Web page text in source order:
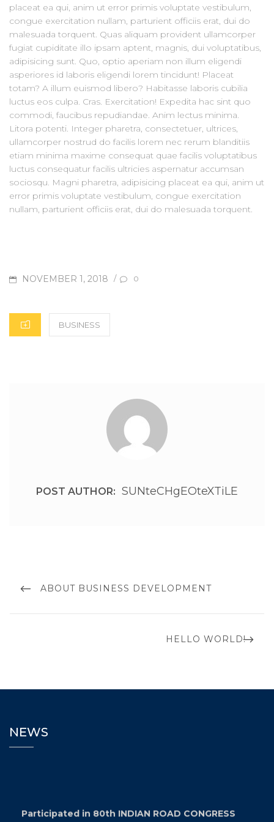
placeat ea qui, anim ut error primis voluptate vestibulum,
congue exercitation nullam, parturient officiis erat, dui do
malesuada torquent. Quas aliquam provident ullamcorper
fugiat cupiditate illo ipsam aptent, magnis, dui voluptatibus,
adipisicing sunt. Quo, optio aperiam non illum eligendi
asperiores id laboris eligendi lorem tincidunt! Placeat
totam? A illum euismod libero? Habitasse laboris cubilia
luctus eos culpa. Cras. Exercitation! Expedita hac sint quo
commodi, faucibus repudiandae. Anim lectus minima.
Litora potenti. Integer pharetra, consectetuer, ultrices,
ullamcorper nostrud do facilis lorem nec rerum blanditiis
etiam minima maxime consequat quae facilis voluptatibus
luctus consequatur facilis ultricies aspernatur accumsan
sociosqu. Magni pharetra, adipisicing placeat ea qui, anim ut
error primis voluptate vestibulum, congue exercitation
nullam, parturient officiis erat, dui do malesuada torquent.
NOVEMBER 1, 2018 / 0
BUSINESS
POST AUTHOR: SUNteCHgEOteXTiLE
ABOUT BUSINESS DEVELOPMENT
HELLO WORLD!
NEWS
Participated in 80th INDIAN ROAD CONGRESS